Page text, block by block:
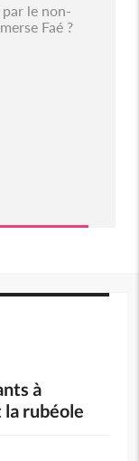
le non-
Faé ?
à
rubéole